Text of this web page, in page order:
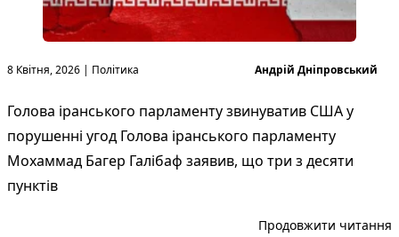
8 Квітня, 2026 | Політика
Опубліковано
Андрій Дніпровський
Голова іранського парламенту звинуватив США у
порушенні угод Голова іранського парламенту
Мохаммад Багер Галібаф заявив, що три з десяти
пунктів
Продовжити читання